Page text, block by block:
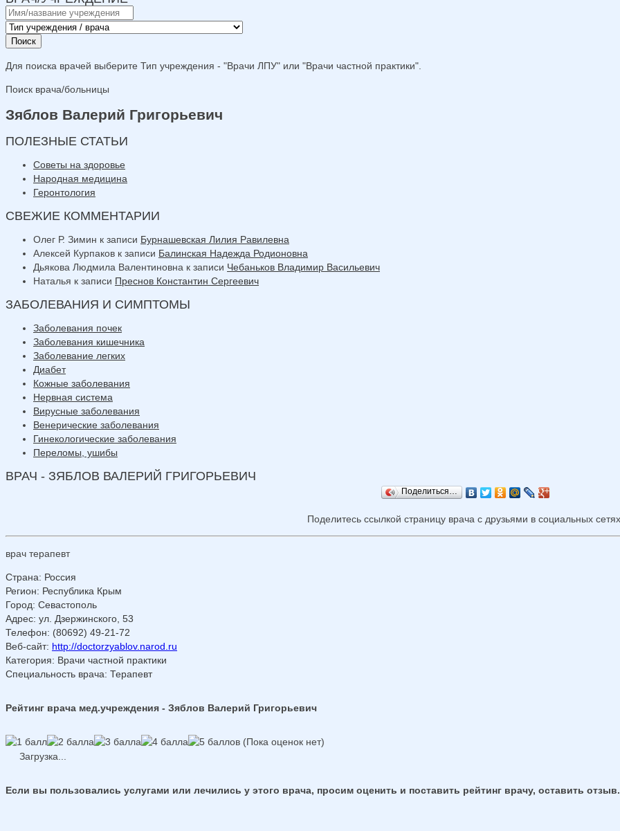
Поиск
Для поиска врачей выберите Тип учреждения - "Врачи ЛПУ" или "Врачи частной практики".
Поиск врача/больницы
Зяблов Валерий Григорьевич
ПОЛЕЗНЫЕ СТАТЬИ
Советы на здоровье
Народная медицина
Геронтология
СВЕЖИЕ КОММЕНТАРИИ
Олег Р. Зимин к записи Бурнашевская Лилия Равилевна
Алексей Курпаков к записи Балинская Надежда Родионовна
Дьякова Людмила Валентиновна к записи Чебаньков Владимир Васильевич
Наталья к записи Преснов Константин Сергеевич
ЗАБОЛЕВАНИЯ И СИМПТОМЫ
Заболевания почек
Заболевания кишечника
Заболевание легких
Диабет
Кожные заболевания
Нервная система
Вирусные заболевания
Венерические заболевания
Гинекологические заболевания
Переломы, ушибы
ВРАЧ - ЗЯБЛОВ ВАЛЕРИЙ ГРИГОРЬЕВИЧ
Поделиться…
Поделитесь ссылкой страницу врача с друзьями в социальных
врач терапевт
Страна: Россия
Регион: Республика Крым
Город: Севастополь
Адрес: ул. Дзержинского, 53
Телефон: (80692) 49-21-72
Веб-сайт: http://doctorzyablov.narod.ru
Категория: Врачи частной практики
Специальность врача: Терапевт
Рейтинг врача мед.учреждения - Зяблов Валерий Григорьевич
(Пока оценок нет)
Загрузка...
Если вы пользовались услугами или лечились у этого врача, просим оценить и поставить рейтинг врачу, оставить отзыв.